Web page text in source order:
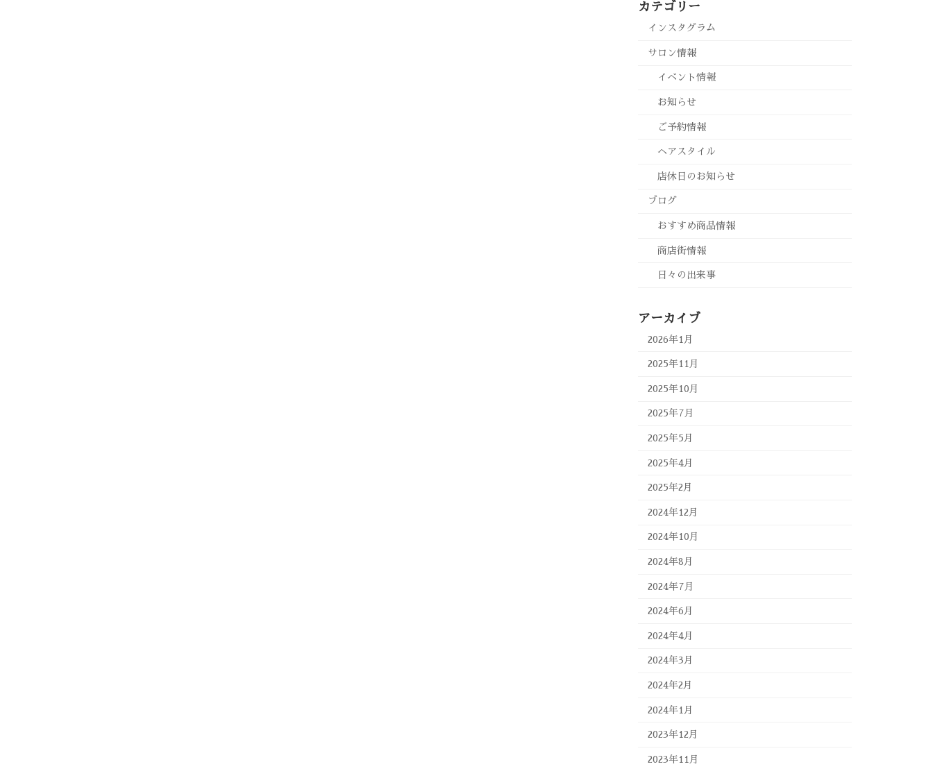
カテゴリー
インスタグラム
サロン情報
イベント情報
お知らせ
ご予約情報
ヘアスタイル
店休日のお知らせ
ブログ
おすすめ商品情報
商店街情報
日々の出来事
アーカイブ
2026年1月
2025年11月
2025年10月
2025年7月
2025年5月
2025年4月
2025年2月
2024年12月
2024年10月
2024年8月
2024年7月
2024年6月
2024年4月
2024年3月
2024年2月
2024年1月
2023年12月
2023年11月